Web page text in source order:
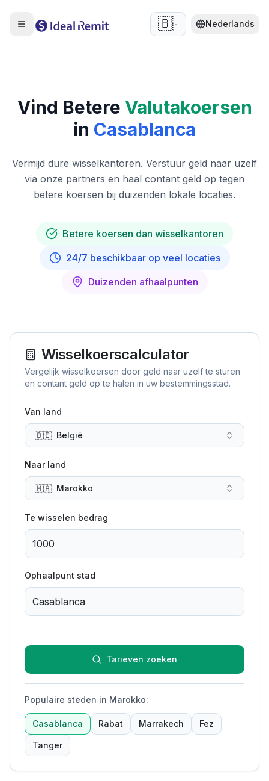
🇧🇪 Nederlands
Vind Betere Valutakoersen
in Casablanca
Vermijd dure wisselkantoren. Verstuur geld naar uzelf
via onze partners en haal contant geld op tegen
betere koersen bij duizenden lokale locaties.
Betere koersen dan wisselkantoren
24/7 beschikbaar op veel locaties
Duizenden afhaalpunten
Wisselkoerscalculator
Vergelijk wisselkoersen door geld naar uzelf te sturen
en contant geld op te halen in uw bestemmingsstad.
Van land
🇧🇪 België
Naar land
🇲🇦 Marokko
Te wisselen bedrag
Ophaalpunt stad
Tarieven zoeken
Populaire steden in Marokko:
Casablanca Rabat Marrakech Fez
Tanger